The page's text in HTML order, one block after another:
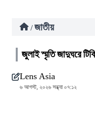
/ জাতীয়
জুলাই স্মৃতি জাদুঘরে
Lens Asia
৬ আগস্ট, ২০২৬ সন্ধ্যা ০৭:১২